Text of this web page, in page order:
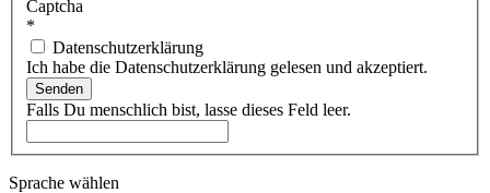
Captcha
*
Datenschutzerklärung
Ich habe die Datenschutzerklärung gelesen und akzeptiert.
Senden
Falls Du menschlich bist, lasse dieses Feld leer.
Sprache wählen